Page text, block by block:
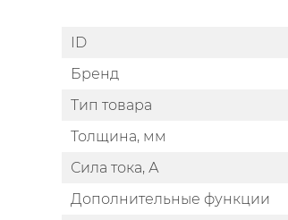
ID
Бренд
Тип товара
Толщина, мм
Сила тока, А
Дополнительные функции